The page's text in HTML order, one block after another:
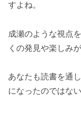
すよね。
成瀬のような視点
くの発見や楽しみ
あなたも読書を通
になったのではな